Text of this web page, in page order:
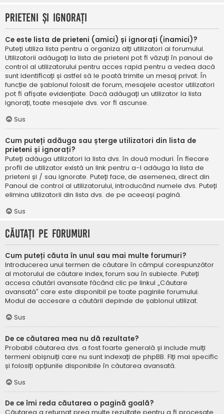
Prieteni și ignorați
Ce este lista de prieteni (amici) și ignorați (inamici)?
Puteți utiliza lista pentru a organiza alți utilizatori ai forumului.
Utilizatorii adăugați la lista de prieteni pot fi văzuți în panoul de
control al utilizatorului pentru acces rapid pentru a vedea dacă
sunt identificați și astfel să le poată trimite un mesaj privat. În
funcție de șablonul folosit de forum, mesajele acestor utilizatori
pot fi afișate evidențiate. Dacă adăugați un utilizator la lista
ignorați, toate mesajele dvs. vor fi ascunse.
Sus
Cum puteți adăuga sau șterge utilizatori din lista de
prieteni și ignorați?
Puteți adăuga utilizatori la lista dvs. în două moduri. În fiecare
profil de utilizator există un link pentru a-l adăuga la lista de
prieteni și / sau ignorate. Puteți face, de asemenea, direct din
Panoul de control al utilizatorului, introducând numele dvs. Puteți
elimina utilizatorii din lista dvs. de pe aceeași pagină.
Sus
Căutați pe forumuri
Cum puteți căuta în unul sau mai multe forumuri?
Introducerea unui termen de căutare în câmpul corespunzător
al motorului de căutare index, forum sau în subiecte. Puteți
accesa căutări avansate făcând clic pe linkul „Căutare
avansată” care este disponibil pe toate paginile forumului.
Modul de accesare a căutării depinde de șablonul utilizat.
Sus
De ce căutarea mea nu dă rezultate?
Probabil căutarea dvs. a fost foarte generală și include mulți
termeni obișnuiți care nu sunt indexați de phpBB. Fiți mai specific
și folosiți opțiunile disponibile în căutarea avansată.
Sus
De ce îmi reda căutarea o pagină goală?